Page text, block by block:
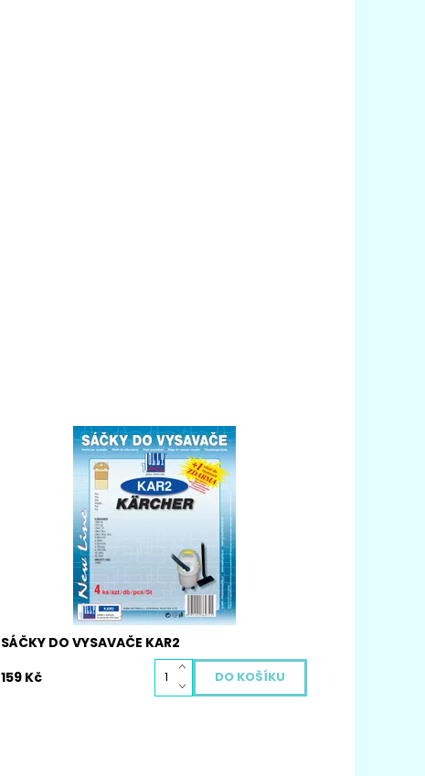
Papírové sáčky do vysavače KAR2. Balení
obsahuje 4 ks papírových sáčků KAR2, vůni do
vysavače zdarma pro Váš vysavač.
Dostupnost:
Skladem
6071
SÁČKY DO VYSAVAČE KAR2
159 Kč